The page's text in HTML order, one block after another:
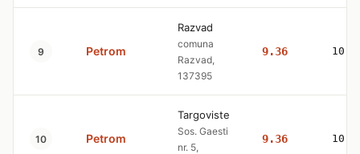
9 Petrom
Razvad
comuna
Razvad,
137395
9.36
10 Petrom
Targoviste
Sos. Gaesti
nr. 5,
9.36